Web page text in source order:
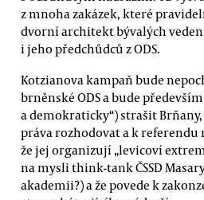
z mnoha zakázek, které
dvorní architekt bývalých
i jeho předchůdců z ODS.
Kotzianova kampaň bude
brněnské ODS a bude
a demokraticky“) strašit
práva rozhodovat a k
že jej organizují „levicoví
na mysli think-tank ČSSD
akademii?) a že povede k